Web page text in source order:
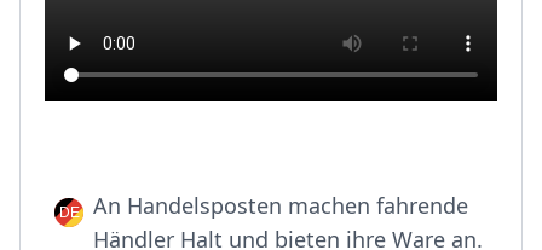
An Handelsposten machen fahrende
Händler Halt und bieten ihre Ware an.